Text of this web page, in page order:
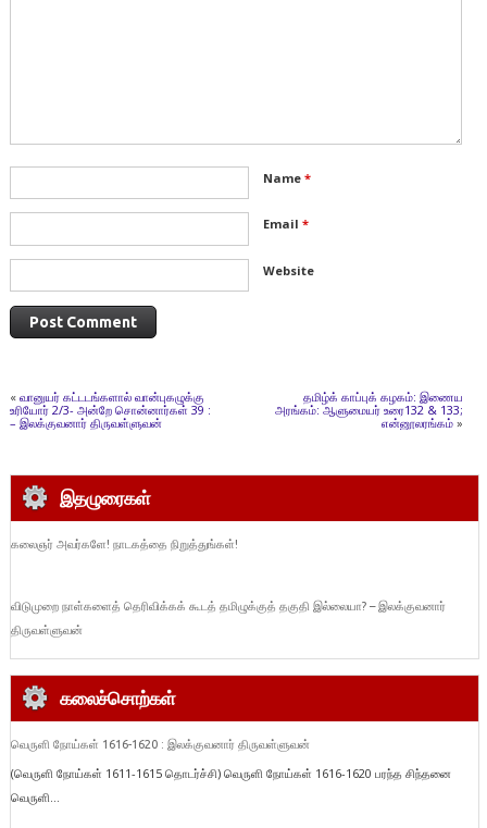
Name *
Email *
Website
« வானுயர் கட்டடங்களால் வான்புகழுக்கு
உரியோர் 2/3- அன்றே சொன்னார்கள் 39 :
– இலக்குவனார் திருவள்ளுவன்
தமிழ்க் காப்புக் கழகம்: இணைய
அரங்கம்: ஆளுமையர் உரை132 & 133;
என்னூலரங்கம் »
இதழுரைகள்
கலைஞர் அவர்களே! நாடகத்தை நிறுத்துங்கள்!
விடுமுறை நாள்களைத் தெரிவிக்கக் கூடத் தமிழுக்குத் தகுதி இல்லையா? – இலக்குவனார்
திருவள்ளுவன்
கலைச்சொற்கள்
வெருளி நோய்கள் 1616-1620 : இலக்குவனார் திருவள்ளுவன்
(வெருளி நோய்கள் 1611-1615 தொடர்ச்சி) வெருளி நோய்கள் 1616-1620 பரந்த சிந்தனை
வெருளி...